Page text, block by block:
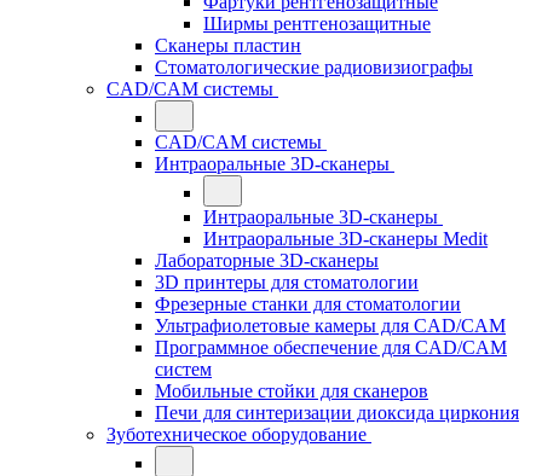
Ширмы рентгенозащитные
Сканеры пластин
Стоматологические радиовизиографы
CAD/CAM системы
CAD/CAM системы
Интраоральные 3D-сканеры
Интраоральные 3D-сканеры
Интраоральные 3D-сканеры Medit
Лабораторные 3D-сканеры
3D принтеры для стоматологии
Фрезерные станки для стоматологии
Ультрафиолетовые камеры для CAD/CAM
Программное обеспечение для CAD/CAM
систем
Мобильные стойки для сканеров
Печи для синтеризации диоксида циркония
Зуботехническое оборудование